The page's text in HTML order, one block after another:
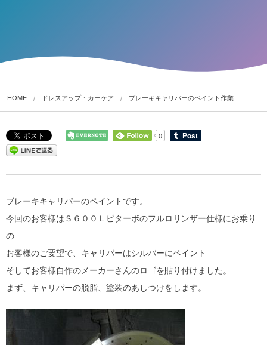
HOME ドレスアップ・カーケア ブレーキキャリパーのペイント作業
0
ブレーキキャリパーのペイントです。
今回のお客様はＳ６００Ｌビターボのフルロリンザー仕様にお乗り
の
お客様のご要望で、キャリパーはシルバーにペイント
そしてお客様自作のメーカーさんのロゴを貼り付けました。
まず、キャリパーの脱脂、塗装のあしつけをします。